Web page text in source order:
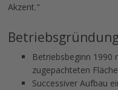
Akzent."
Betriebsbeginn
zugepachteten
Successiver Aufbau